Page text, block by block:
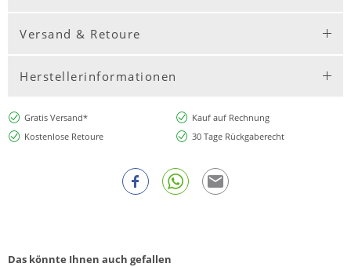
Versand & Retoure
Herstellerinformationen
Gratis Versand*
Kauf auf Rechnung
Kostenlose Retoure
30 Tage Rückgaberecht
Das könnte Ihnen auch gefallen